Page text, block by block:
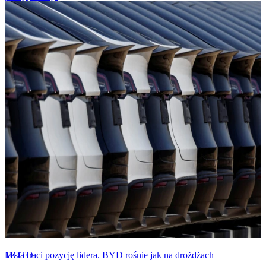
MOTO
Tesla traci pozycję lidera. BYD rośnie jak na drożdżach